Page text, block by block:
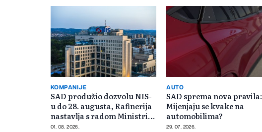
KOMPANIJE
SAD produžio dozvolu NIS-
u do 28. augusta, Rafinerija
nastavlja s radom Ministrica
rudarstva i e
01. 08. 2026.
AUTO
SAD sprema nova pravila:
Mijenjaju se kvake na
automobilima?
29. 07. 2026.